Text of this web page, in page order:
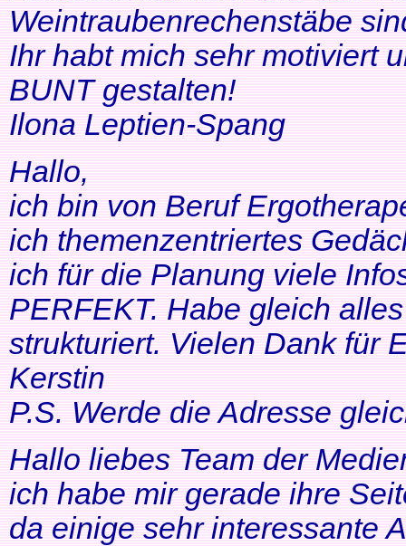
Weintraubenrechenstäbe
Ihr habt mich sehr motiviert
BUNT gestalten!
Ilona Leptien-Spang
Hallo,
ich bin von Beruf
ich themenzentriertes
ich für die Planung viele
PERFEKT. Habe gleich
strukturiert. Vielen Dank für
Kerstin
P.S. Werde die Adresse
Hallo liebes Team der
ich habe mir gerade ihre
da einige sehr interessante